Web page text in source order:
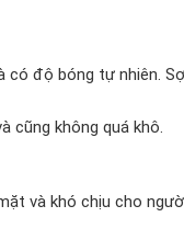
có độ bóng tự nhiên.
cũng không quá khô.
và khó chịu cho